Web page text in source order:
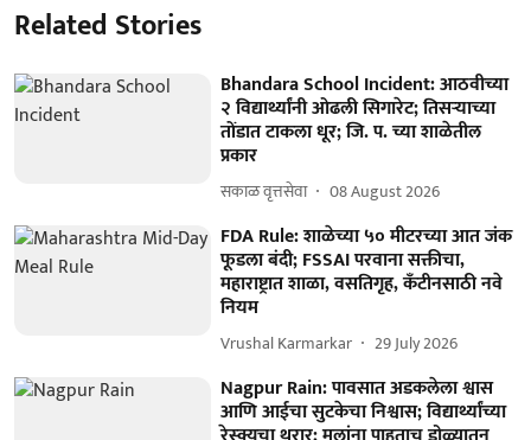
Related Stories
Bhandara School Incident: आठवीच्या
२ विद्यार्थ्यांनी ओढली सिगारेट; तिसऱ्याच्या
तोंडात टाकला धूर; जि. प. च्या शाळेतील
प्रकार
सकाळ वृत्तसेवा 08 August 2026
FDA Rule: शाळेच्या ५० मीटरच्या आत जंक
फूडला बंदी; FSSAI परवाना सक्तीचा,
महाराष्ट्रात शाळा, वसतिगृह, कँटीनसाठी नवे
नियम
Vrushal Karmarkar 29 July 2026
Nagpur Rain: पावसात अडकलेला श्वास
आणि आईचा सुटकेचा निश्वास; विद्यार्थ्यांच्या